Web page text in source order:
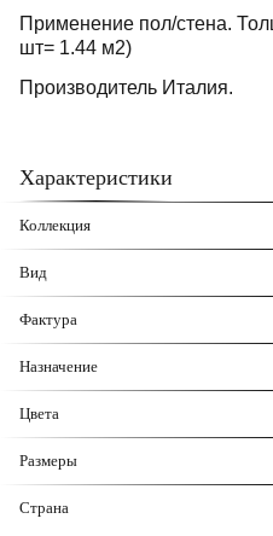
Применение пол/стена.
шт= 1.44 м2)
Производитель Италия.
Характеристики
Коллекция
Вид
Фактура
Назначение
Цвета
Размеры
Страна